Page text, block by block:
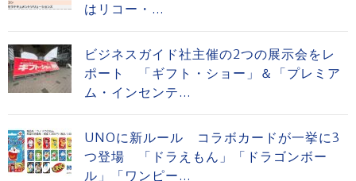
はリコー・...
ビジネスガイド社主催の2つの展示会をレ
ポート 「ギフト・ショー」＆「プレミア
ム・インセンテ...
UNOに新ルール コラボカードが一挙に3
つ登場 「ドラえもん」「ドラゴンボー
ル」「ワンピー...